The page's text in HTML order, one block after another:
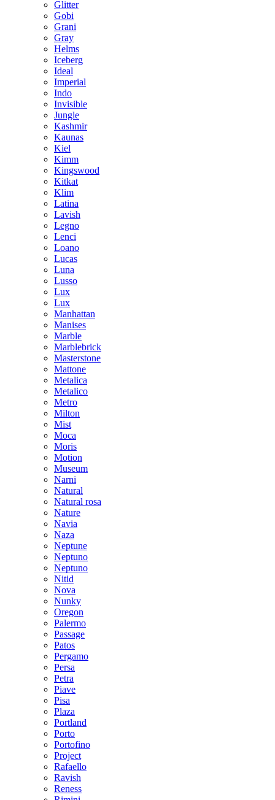
Glitter
Gobi
Grani
Gray
Helms
Iceberg
Ideal
Imperial
Indo
Invisible
Jungle
Kashmir
Kaunas
Kiel
Kimm
Kingswood
Kitkat
Klim
Latina
Lavish
Legno
Lenci
Loano
Lucas
Luna
Lusso
Lux
Lux
Manhattan
Manises
Marble
Marblebrick
Masterstone
Mattone
Metalica
Metalico
Metro
Milton
Mist
Moca
Moris
Motion
Museum
Narni
Natural
Natural rosa
Nature
Navia
Naza
Neptune
Neptuno
Neptuno
Nitid
Nova
Nunky
Oregon
Palermo
Passage
Patos
Pergamo
Persa
Petra
Piave
Pisa
Plaza
Portland
Porto
Portofino
Project
Rafaello
Ravish
Reness